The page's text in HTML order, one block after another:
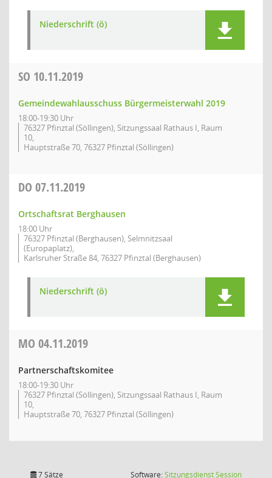
Niederschrift (ö)
SO 10.11.2019
Gemeindewahlausschuss Bürgermeisterwahl 2019
18:00-19:30 Uhr
76327 Pfinztal (Söllingen), Sitzungssaal Rathaus I, Raum
10,
Hauptstraße 70, 76327 Pfinztal (Söllingen)
DO 07.11.2019
Ortschaftsrat Berghausen
18:00 Uhr
76327 Pfinztal (Berghausen), Selmnitzsaal
(Europaplatz),
Karlsruher Straße 84, 76327 Pfinztal (Berghausen)
Niederschrift (ö)
MO 04.11.2019
Partnerschaftskomitee
18:00-19:30 Uhr
76327 Pfinztal (Söllingen), Sitzungssaal Rathaus I, Raum
10,
Hauptstraße 70, 76327 Pfinztal (Söllingen)
7 Sätze Software:SitzungsdienstSession(Wird in